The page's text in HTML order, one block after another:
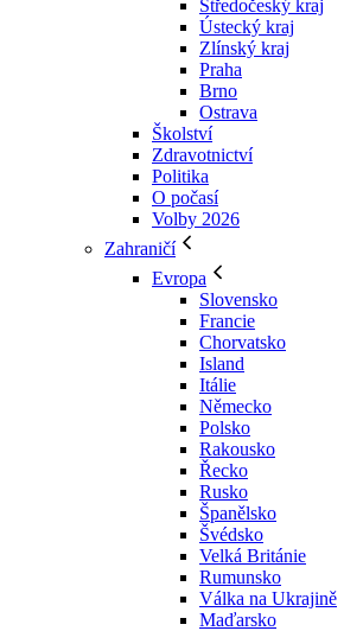
Středočeský kraj
Ústecký kraj
Zlínský kraj
Praha
Brno
Ostrava
Školství
Zdravotnictví
Politika
O počasí
Volby 2026
Zahraničí
Evropa
Slovensko
Francie
Chorvatsko
Island
Itálie
Německo
Polsko
Rakousko
Řecko
Rusko
Španělsko
Švédsko
Velká Británie
Rumunsko
Válka na Ukrajině
Maďarsko